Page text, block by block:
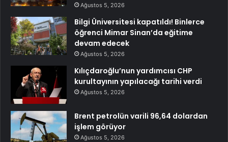
Ağustos 5, 2026
Bilgi Üniversitesi kapatıldı! Binlerce
öğrenci Mimar Sinan’da eğitime
devam edecek
Ağustos 5, 2026
Kılıçdaroğlu’nun yardımcısı CHP
kurultayının yapılacağı tarihi verdi
Ağustos 5, 2026
Brent petrolün varili 96,64 dolardan
işlem görüyor
Ağustos 5, 2026